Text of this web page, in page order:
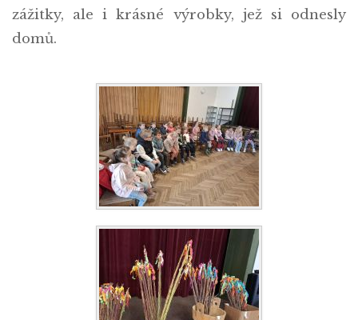
zážitky, ale i krásné výrobky, jež si odnesly
domů.